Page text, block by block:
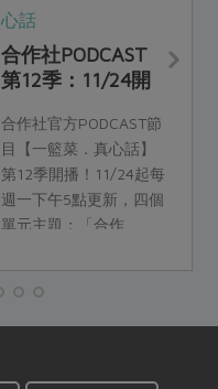
心話
合作社PODCAST
第12季：11/24開
合作社官方PODCAST節
目【一籃菜．真心話】
第12季開播！11/24起每
週一下午5點更新，四個
單元主題：「合作
講」、「合作瞭望
物」，精彩合作故事，